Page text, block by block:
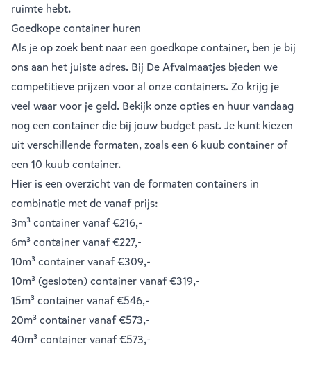
ruimte hebt.
Goedkope container huren
Als je op zoek bent naar een goedkope container, ben je bij
ons aan het juiste adres. Bij De Afvalmaatjes bieden we
competitieve prijzen voor al onze containers. Zo krijg je
veel waar voor je geld. Bekijk onze opties en huur vandaag
nog een container die bij jouw budget past. Je kunt kiezen
uit verschillende formaten, zoals een 6 kuub containerof
een 10 kuub container.
Hier is een overzicht van de formaten containers in
combinatie met de vanaf prijs:
3m³ containervanaf €216,-
6m³ containervanaf €227,-
10m³ containervanaf €309,-
10m³ (gesloten) containervanaf €319,-
15m³ containervanaf €546,-
20m³ containervanaf €573,-
40m³ containervanaf €573,-